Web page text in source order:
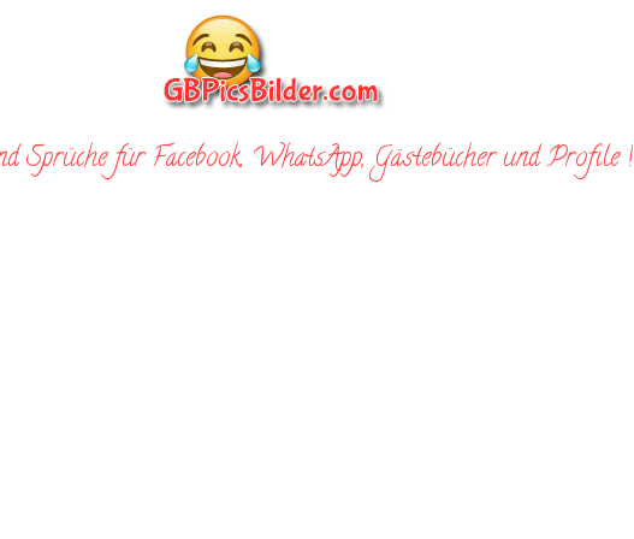
Sprüche für Facebook, WhatsApp, Gästebücher und Profile !